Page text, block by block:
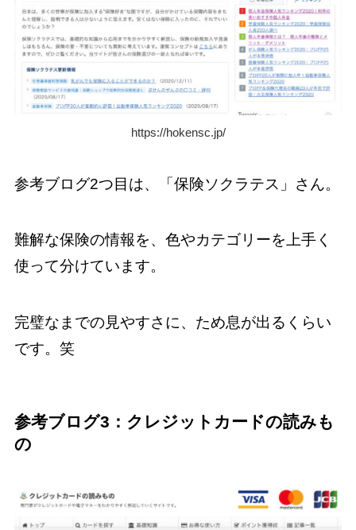
https://hokensc.jp/
参考ブログ2つ目は、「保険ソクラテス」さん。
難解な保険の情報を、色やカテゴリーを上手く
使って分けています。
完璧なまでの見やすさに、ため息が出るくらい
です。笑
参考ブログ3：クレジットカードの読みも
の